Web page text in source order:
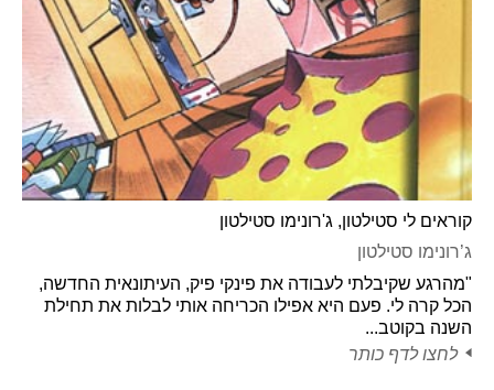
קוראים לי סטילטון, ג'רונימו סטילטון
ג’רונימו סטילטון
"מהרגע שקיבלתי לעבודה את פינקי פיק, העיתונאית החדשה,
הכל קרה לי. פעם היא אפילו הכריחה אותי לבלות את תחילת
השנה בקוטב...
לחצו לדף כותר